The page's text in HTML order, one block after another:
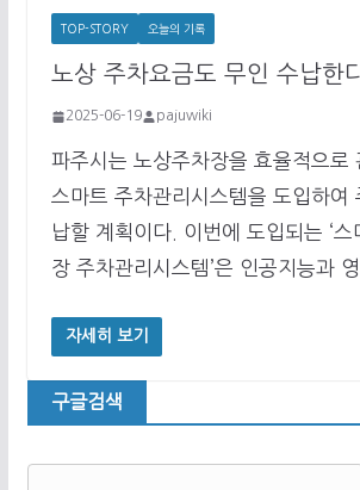
TOP-STORY 오늘의 기록
노상 주차요금도 무인 수납한
2025-06-19 pajuwiki
파주시는 노상주차장을 효율적으로
스마트 주차관리시스템을 도입하여
납할 계획이다. 이번에 도입되는 ‘
장 주차관리시스템’은 인공지능과
자세히 보기
구글검색